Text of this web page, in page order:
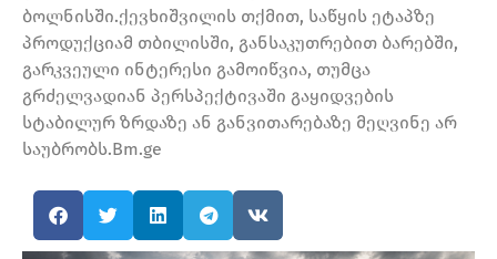
ბოლნისში.ქევხიშვილის თქმით, საწყის ეტაპზე
პროდუქციამ თბილისში, განსაკუთრებით ბარებში,
გარკვეული ინტერესი გამოიწვია, თუმცა
გრძელვადიან პერსპექტივაში გაყიდვების
სტაბილურ ზრდაზე ან განვითარებაზე მეღვინე არ
საუბრობს.Bm.ge